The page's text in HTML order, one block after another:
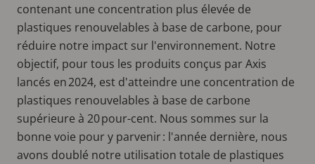
contenant une concentration plus élevée de
plastiques renouvelables à base de carbone, pour
réduire notre impact sur l'environnement. Notre
objectif, pour tous les produits conçus par Axis
lancés en 2024, est d'atteindre une concentration de
plastiques renouvelables à base de carbone
supérieure à 20 pour-cent. Nous sommes sur la
bonne voie pour y parvenir : l'année dernière, nous
avons doublé notre utilisation totale de plastiques